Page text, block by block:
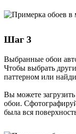
Шаг 3
Выбранные обои
Чтобы выбрать
паттерном или
Вы можете
обои.
была вся